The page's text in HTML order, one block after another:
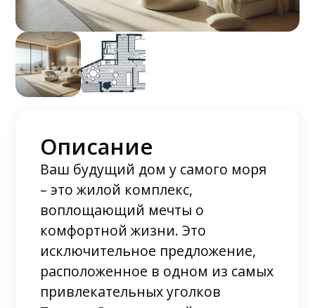
Описание
Ваш будущий дом у самого моря
– это жилой комплекс,
воплощающий мечты о
комфортной жизни. Это
исключительное предложение,
расположенное в одном из самых
привлекательных уголков